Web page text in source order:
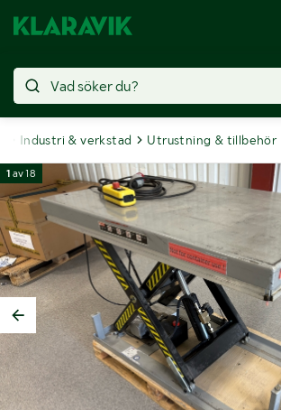
Industri & verkstad Utrustning & tillbehör
1 av18